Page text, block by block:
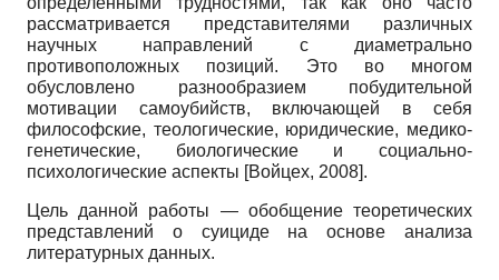
рассматривается представителями различных
научных направлений с диаметрально
противоположных позиций. Это во многом
обусловлено разнообразием побудительной
мотивации самоубийств, включающей в себя
философские, теологические, юридические, медико-
генетические, биологические и социально-
психологические аспекты [Войцех, 2008].
Цель данной работы — обобщение теоретических
представлений о суициде на основе анализа
литературных данных.